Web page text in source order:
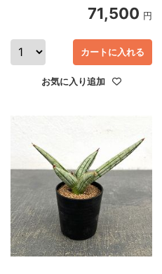
71,500 円
お気に入り追加
カートに入れる